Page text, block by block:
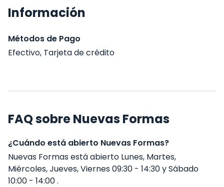
Información
Métodos de Pago
Efectivo, Tarjeta de crédito
FAQ sobre Nuevas Formas
¿Cuándo está abierto Nuevas Formas?
Nuevas Formas está abierto Lunes, Martes,
Miércoles, Jueves, Viernes 09:30 - 14:30 y Sábado
10:00 - 14:00 .